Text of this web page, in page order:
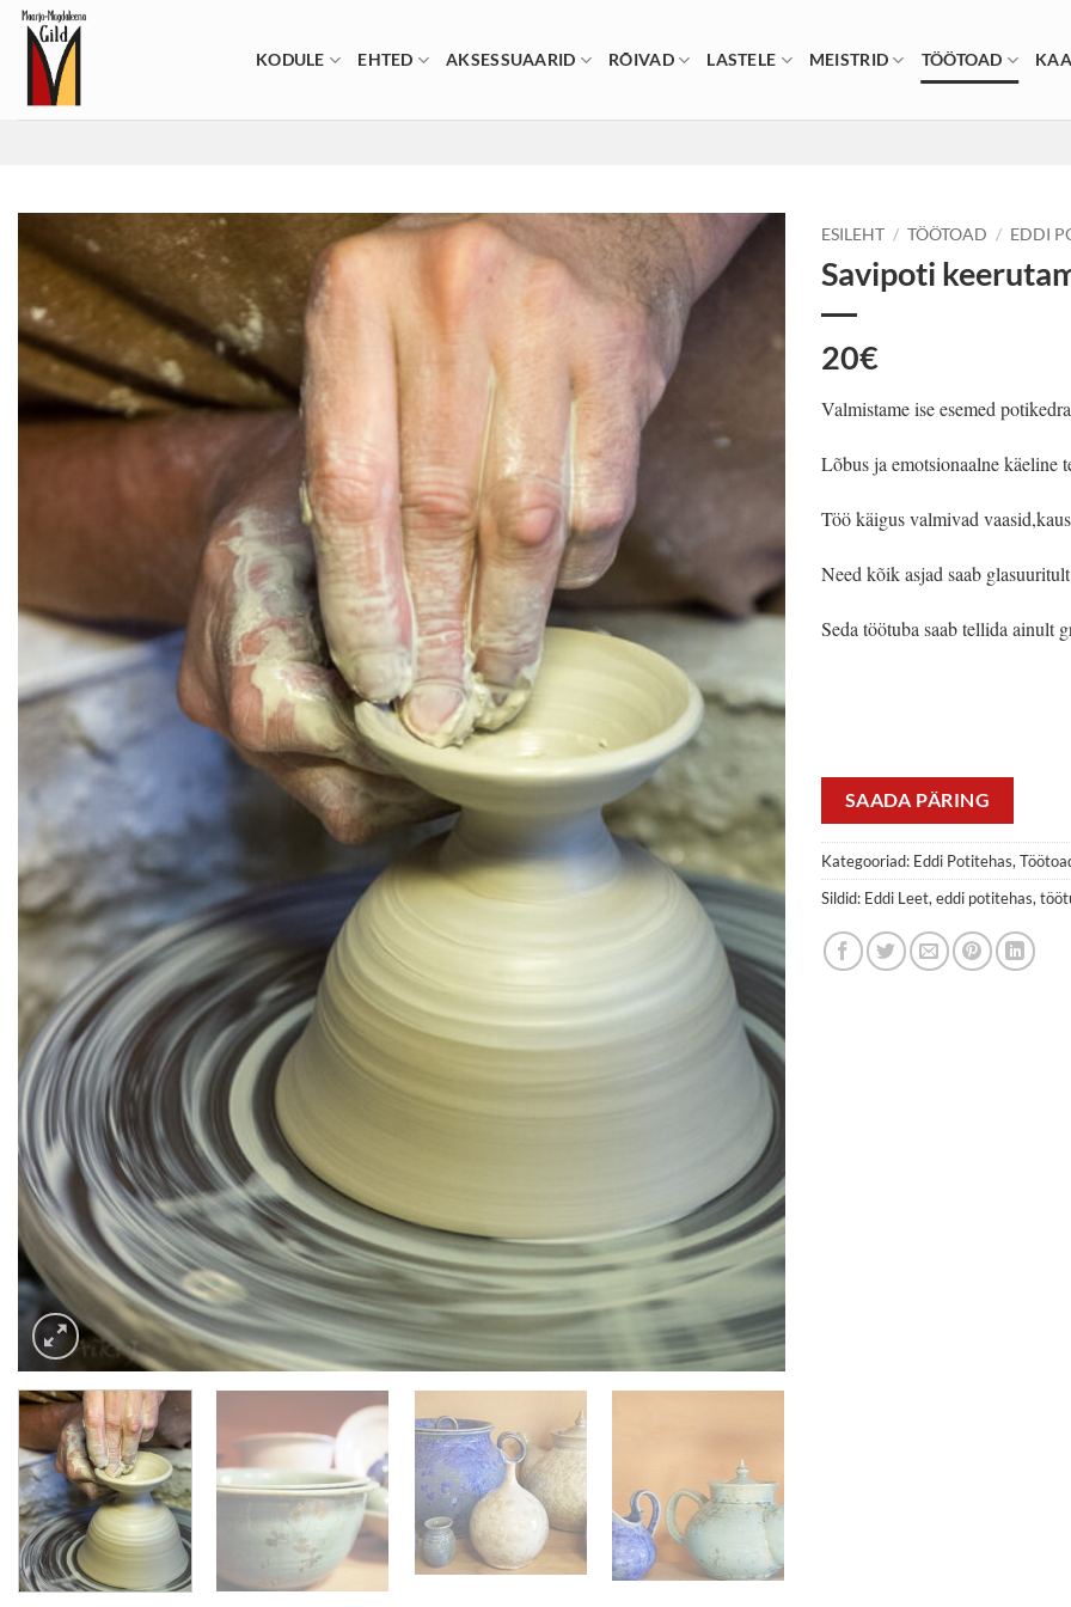
Skip
content
KODULE EHTED AKSESSUAARID RÕIVAD LASTELE MEISTRID TÖÖTOAD
ESILEHT / TÖÖTOAD / EDDI
Savipoti
20€
Valmistame ise esemed
Lõbus ja emotsionaalne käeline
Töö käigus valmivad
Need kõik asjad saab
Seda töötuba saab tellida ainult
SAADA PÄRING
Kategooriad: Eddi Potitehas,
Sildid: Eddi Leet,eddi potitehas,